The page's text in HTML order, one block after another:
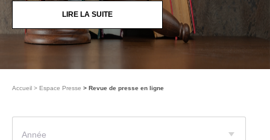
LIRE LA SUITE
Accueil Espace Presse Revue de presse en ligne
Année